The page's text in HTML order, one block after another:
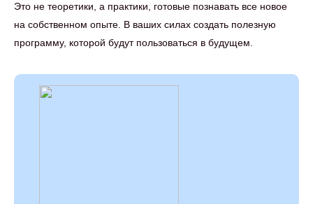
Это не теоретики, а практики, готовые познавать все новое
на собственном опыте. В ваших силах создать полезную
программу, которой будут пользоваться в будущем.